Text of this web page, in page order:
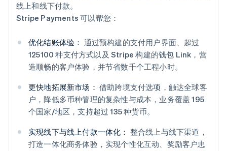
线上和线下付款。
Stripe Payments 可以帮您：
优化结账体验： 通过预构建的支付用户界面、超过
125100 种支付方式以及 Stripe 构建的钱包 Link，营
造顺畅的客户体验，并节省数千个工程小时。
更快地拓展新市场： 借助跨境支付选项，触达全球客
户，降低多币种管理的复杂性与成本，业务覆盖 195
个国家/地区，支持超过 135 种货币。
实现线下与线上付款一体化： 整合线上与线下渠道，
打造一体化商务体验，实现个性化互动、奖励客户忠